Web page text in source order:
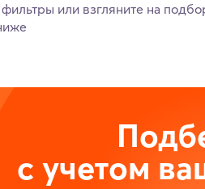
или взгляните на
с учетом